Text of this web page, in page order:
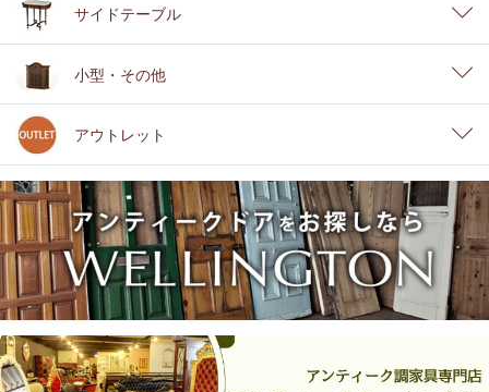
サイドテーブル
小型・その他
アウトレット